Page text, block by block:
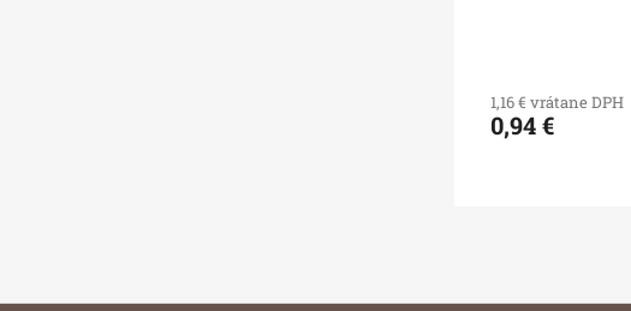
1,16 € vrátane DPH
0,94 €